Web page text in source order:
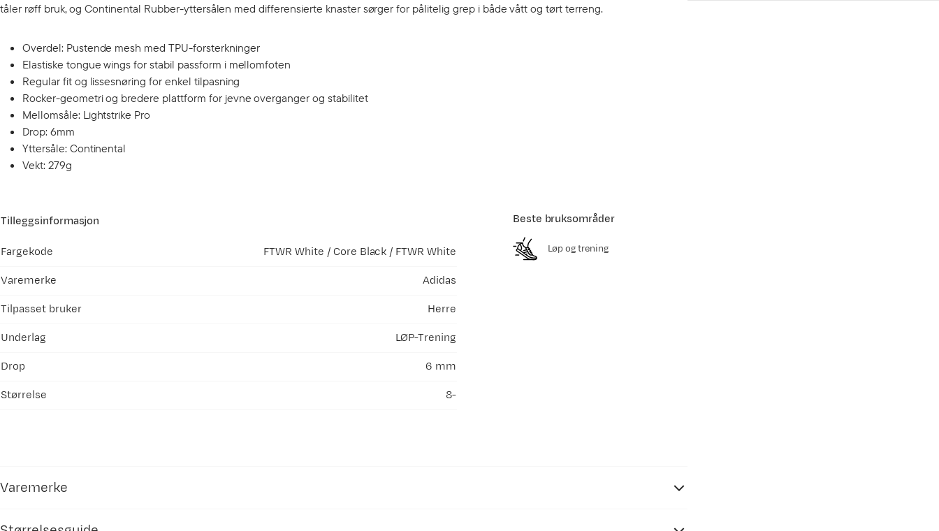
tåler røff bruk, og Continental Rubber-yttersålen med differensierte knaster sørger for pålitelig grep i både vått og tørt terreng.
Overdel: Pustende mesh med TPU-forsterkninger
Elastiske tongue wings for stabil passform i mellomfoten
Regular fit og lissesnøring for enkel tilpasning
Rocker-geometri og bredere plattform for jevne overganger og stabilitet
Mellomsåle: Lightstrike Pro
Drop: 6mm
Yttersåle: Continental
Vekt: 279g
Tilleggsinformasjon
Fargekode
FTWR White / Core Black / FTWR White
Varemerke
Adidas
Tilpasset bruker
Herre
Underlag
LØP-Trening
Drop
6 mm
Størrelse
8-
Beste bruksområder
Løp og trening
Varemerke